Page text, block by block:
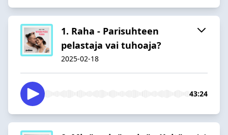
1. Raha - Parisuhteen
pelastaja vai tuhoaja?
2025-02-18
43:24